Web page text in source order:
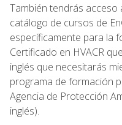
También tendrás
catálogo de cursos de
específicamente para la
Certificado en HVACR
inglés que necesitarás
programa de formación
Agencia de Protección
inglés).